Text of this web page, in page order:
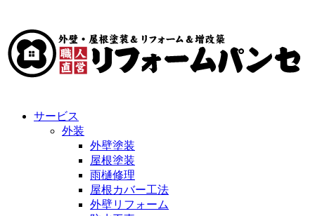
サービス
外装
外壁塗装
屋根塗装
雨樋修理
屋根カバー工法
外壁リフォーム